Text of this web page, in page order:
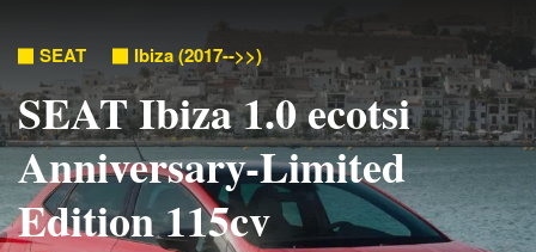
SEAT Ibiza (2017-->>)
SEAT Ibiza 1.0 ecotsi
Anniversary-Limited
Edition 115cv